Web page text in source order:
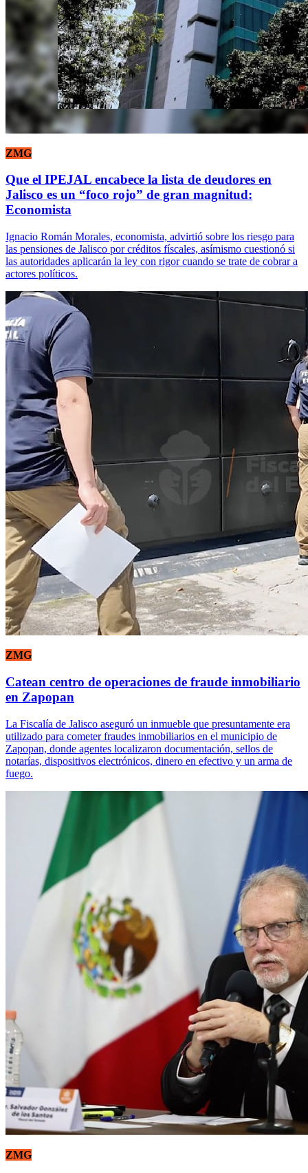
ZMG
Que el IPEJAL encabece la lista de deudores en
Jalisco es un “foco rojo” de gran magnitud:
Economista
Ignacio Román Morales, economista, advirtió sobre los riesgo para
las pensiones de Jalisco por créditos físcales, asímismo cuestionó si
las autoridades aplicarán la ley con rigor cuando se trate de cobrar a
actores políticos.
ZMG
Catean centro de operaciones de fraude inmobiliario
en Zapopan
La Fiscalía de Jalisco aseguró un inmueble que presuntamente era
utilizado para cometer fraudes inmobiliarios en el municipio de
Zapopan, donde agentes localizaron documentación, sellos de
notarías, dispositivos electrónicos, dinero en efectivo y un arma de
fuego.
ZMG